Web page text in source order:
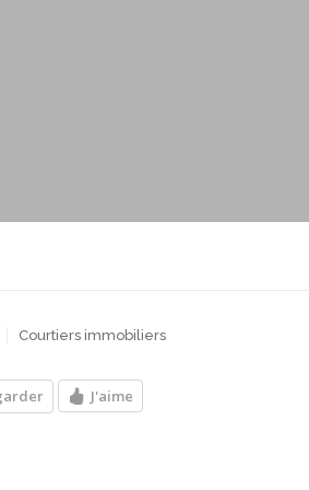
Courtiers immobiliers
J'aime